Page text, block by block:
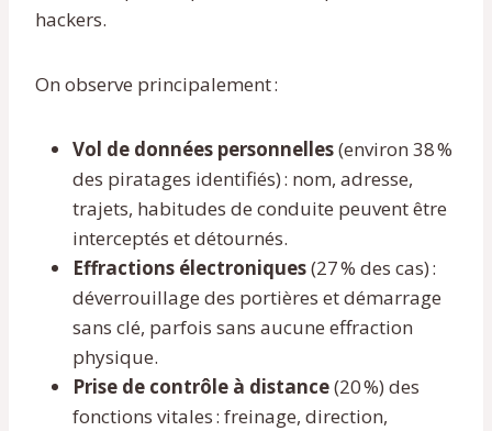
hackers.
On observe principalement :
Vol de données personnelles(environ 38 %
des piratages identifiés) : nom, adresse,
trajets, habitudes de conduite peuvent être
interceptés et détournés.
Effractions électroniques(27 % des cas) :
déverrouillage des portières et démarrage
sans clé, parfois sans aucune effraction
physique.
Prise de contrôle à distance(20 %) des
fonctions vitales : freinage, direction,